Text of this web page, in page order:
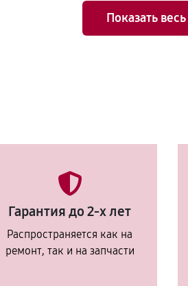
Показать
Гарантия до 2-х лет
Распространяется как на
ремонт, так и на запчасти